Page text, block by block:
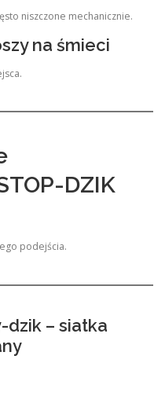
niszczone mechanicznie.
na śmieci
DZIK
podejścia.
dzik – siatka